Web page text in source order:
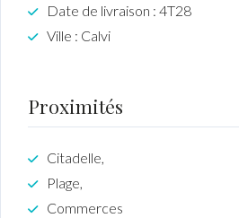
Date de livraison : 4T28
Ville : Calvi
Proximités
Citadelle,
Plage,
Commerces